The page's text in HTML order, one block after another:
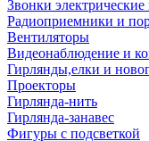
Звонки
Радиоприемники и
Вентиляторы
Видеонаблюдение и
Гирлянды,елки и
Проекторы
Гирлянда-нить
Гирлянда-занавес
Фигуры с подсветкой